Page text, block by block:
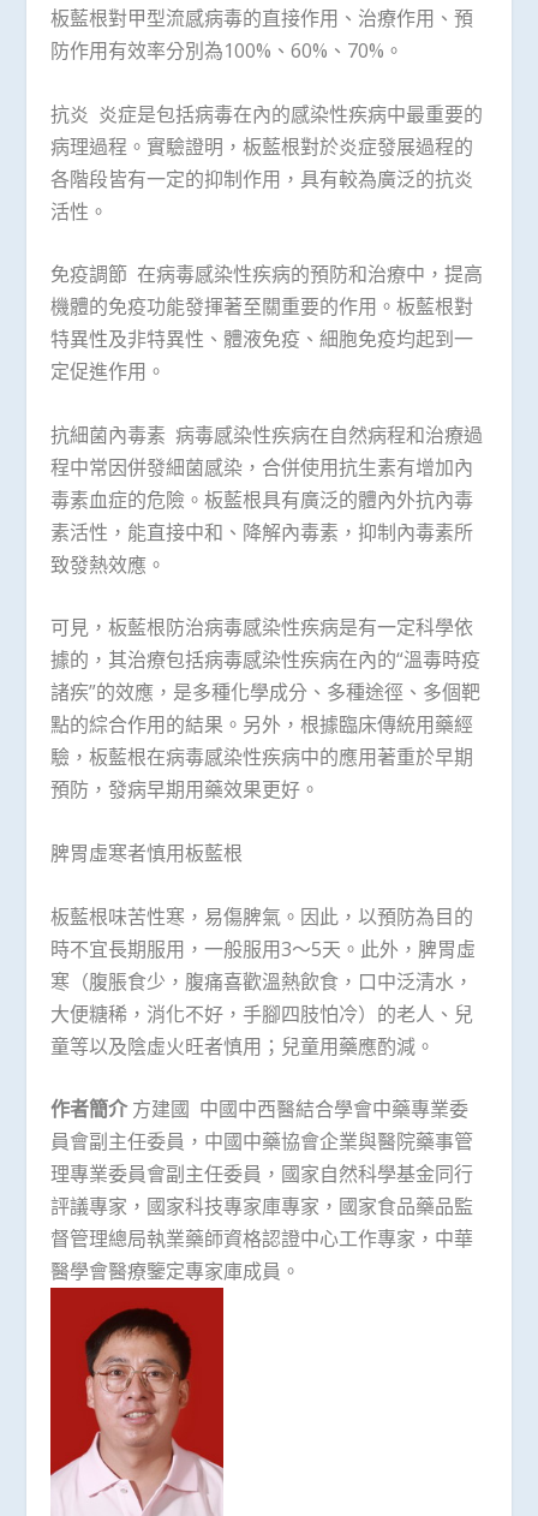
板藍根對甲型流感病毒的直接作用、治療作用、預
防作用有效率分別為100%、60%、70%。
抗炎 炎症是包括病毒在內的感染性疾病中最重要的
病理過程。實驗證明，板藍根對於炎症發展過程的
各階段皆有一定的抑制作用，具有較為廣泛的抗炎
活性。
免疫調節 在病毒感染性疾病的預防和治療中，提高
機體的免疫功能發揮著至關重要的作用。板藍根對
特異性及非特異性、體液免疫、細胞免疫均起到一
定促進作用。
抗細菌內毒素 病毒感染性疾病在自然病程和治療過
程中常因併發細菌感染，合併使用抗生素有增加內
毒素血症的危險。板藍根具有廣泛的體內外抗內毒
素活性，能直接中和、降解內毒素，抑制內毒素所
致發熱效應。
可見，板藍根防治病毒感染性疾病是有一定科學依
據的，其治療包括病毒感染性疾病在內的“溫毒時疫
諸疾”的效應，是多種化學成分、多種途徑、多個靶
點的綜合作用的結果。另外，根據臨床傳統用藥經
驗，板藍根在病毒感染性疾病中的應用著重於早期
預防，發病早期用藥效果更好。
脾胃虛寒者慎用板藍根
板藍根味苦性寒，易傷脾氣。因此，以預防為目的
時不宜長期服用，一般服用3～5天。此外，脾胃虛
寒（腹脹食少，腹痛喜歡溫熱飲食，口中泛清水，
大便糖稀，消化不好，手腳四肢怕冷）的老人、兒
童等以及陰虛火旺者慎用；兒童用藥應酌減。
作者簡介方建國 中國中西醫結合學會中藥專業委
員會副主任委員，中國中藥協會企業與醫院藥事管
理專業委員會副主任委員，國家自然科學基金同行
評議專家，國家科技專家庫專家，國家食品藥品監
督管理總局執業藥師資格認證中心工作專家，中華
醫學會醫療鑒定專家庫成員。